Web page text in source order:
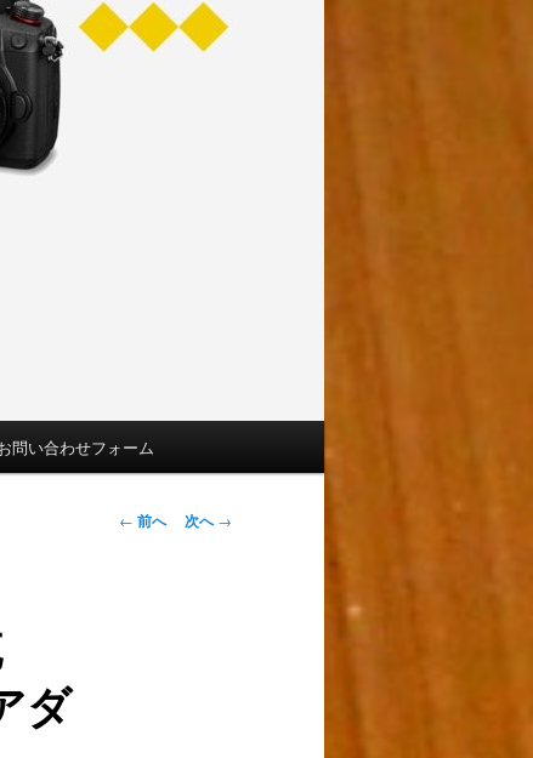
問い合わせフォーム
投
← 前へ 次へ→
ダ